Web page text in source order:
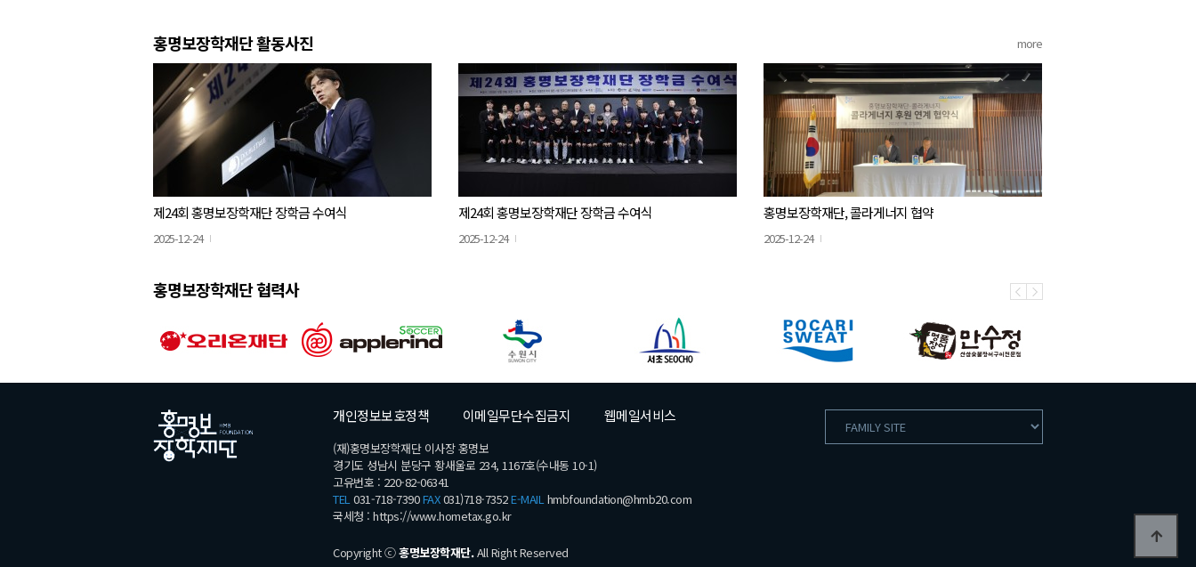
홍명보장학재단 활동사진 more
제24회 홍명보장학재단 장학금 수여식
2025-12-24
제24회 홍명보장학재단 장학금 수여식
2025-12-24
홍명보장학재단, 콜라게너지 협약
2025-12-24
홍명보장학재단 협력사
개인정보보호정책 이메일무단수집금지 웹메일서비스
(재)홍명보장학재단 이사장 홍명보
경기도 성남시 분당구 황새울로 234, 1167호(수내동 10-1)
고유번호 : 220-82-06341
TEL031-718-7390FAX031)718-7352E-MAILhmbfoundation@hmb20.com
국세청 : https://www.hometax.go.kr
Copyright ⓒ홍명보장학재단.All Right Reserved